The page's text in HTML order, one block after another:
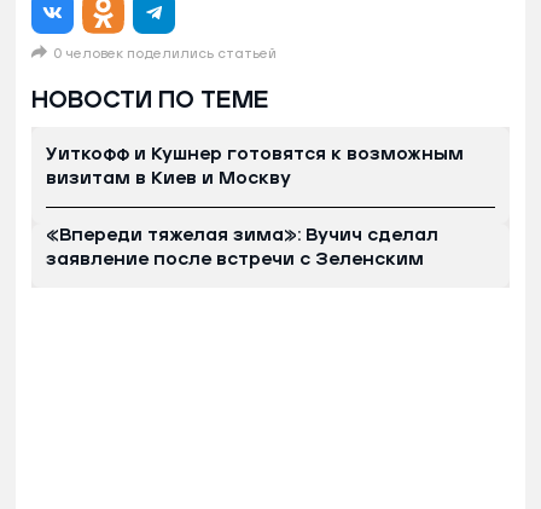
0 человек поделились статьей
НОВОСТИ ПО ТЕМЕ
Уиткофф и Кушнер готовятся к возможным
визитам в Киев и Москву
«Впереди тяжелая зима»: Вучич сделал
заявление после встречи с Зеленским